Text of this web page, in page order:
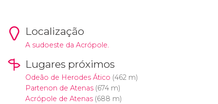
Localização
A sudoeste da Acrópole.
Lugares próximos
Odeão de Herodes Ático (462 m)
Partenon de Atenas(674 m)
Acrópole de Atenas(688 m)